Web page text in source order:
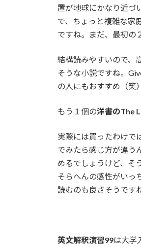
置が地球にかなり近づ
で、ちょっと複雑な家
ですね。まだ、最初の
結構読みやすいので、
そうな小説ですね。
の人にもおすすめ（笑）
もう１個の洋書のThe
実際には買ったわけで
でみたら感じ方が違う
めるでしょうけど、そ
そらへんの感性がいっ
読むのも良さそうです
英文解釈演習99は大学